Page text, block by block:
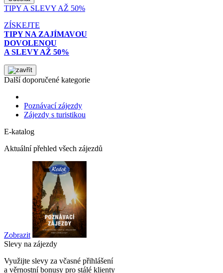
TIPY A SLEVY AŽ 50%
ZÍSKEJTE
TIPY NA ZAJÍMAVOU
DOVOLENOU
A SLEVY AŽ 50%
Další doporučené kategorie
Poznávací zájezdy
Zájezdy s turistikou
E-katalog
Aktuální přehled všech zájezdů
Zobrazit
Slevy na zájezdy
Využijte slevy za včasné přihlášení
a věrnostní bonusy pro stálé klienty